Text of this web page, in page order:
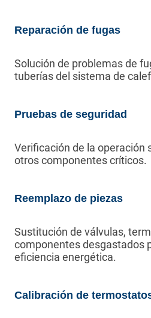
Reparación de fugas
Solución de problemas de
tuberías del sistema de
Pruebas de seguridad
Verificación de la operación
otros componentes críticos.
Reemplazo de piezas
Sustitución de válvulas,
componentes desgastados
eficiencia energética.
Calibración de